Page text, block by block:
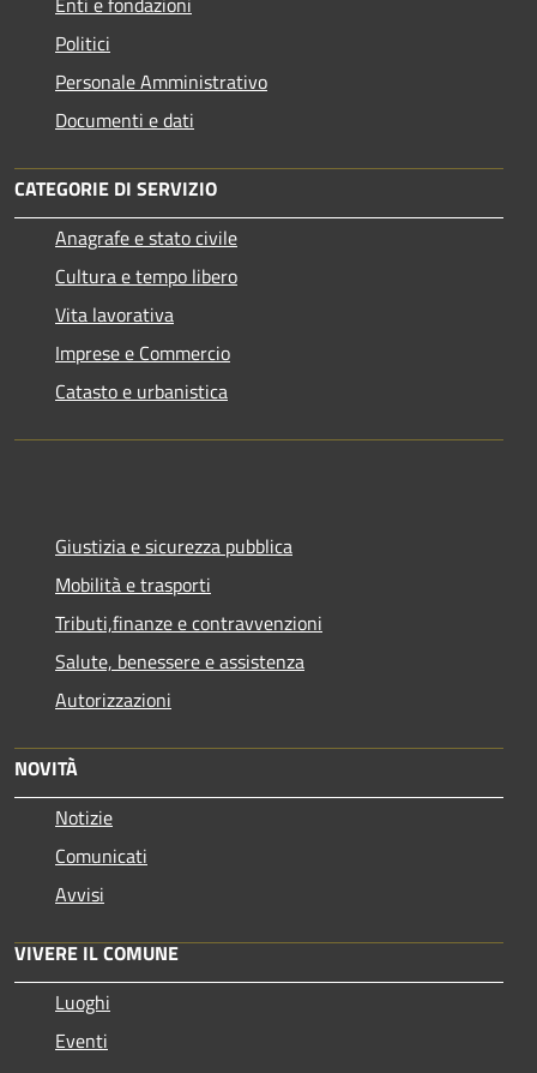
Politici
Personale Amministrativo
Documenti e dati
CATEGORIE DI SERVIZIO
Anagrafe e stato civile
Cultura e tempo libero
Vita lavorativa
Imprese e Commercio
Catasto e urbanistica
Giustizia e sicurezza pubblica
Mobilità e trasporti
Tributi,finanze e contravvenzioni
Salute, benessere e assistenza
Autorizzazioni
NOVITÀ
Notizie
Comunicati
Avvisi
VIVERE IL COMUNE
Luoghi
Eventi